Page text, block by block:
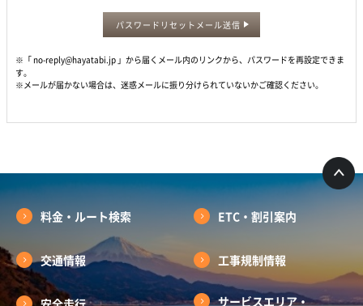
パスワードリセットメール送信
※「 no-reply@hayatabi.jp 」から届くメール内のリンクから、パスワードを再設定できま
す。
※メールが届かない場合は、迷惑メールに振り分けられていないかご確認ください。
料金・ルート検索 ETC・割引案内
交通情報 工事規制情報
サービスエリア・